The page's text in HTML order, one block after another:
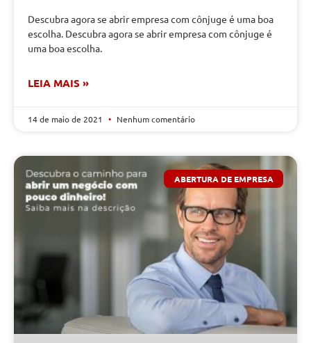
Descubra agora se abrir empresa com cônjuge é uma boa
escolha. Descubra agora se abrir empresa com cônjuge é
uma boa escolha.
LEIA MAIS »
14 de maio de 2021 Nenhum comentário
ABERTURA DE EMPRESA